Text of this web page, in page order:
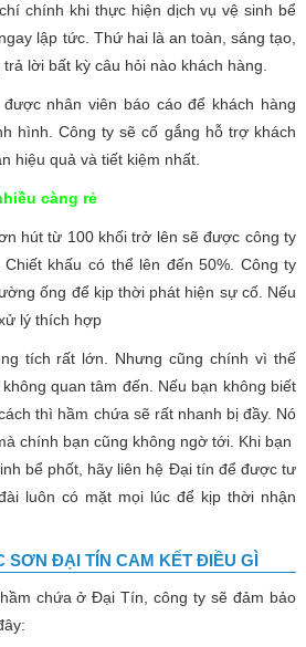
chính khi thực hiện dịch vụ vệ sinh bể
lập tức. Thứ hai là an toàn, sáng tạo,
lời bất kỳ câu hỏi nào khách hàng.
nhân viên báo cáo để khách hàng
hình. Công ty sẽ cố gắng hỗ trợ khách
hiệu quả và tiết kiệm nhất.
càng rẻ
hút từ 100 khối trở lên sẽ được công ty
khấu có thể lên đến 50%. Công ty
ống để kịp thời phát hiện sự cố. Nếu
lý thích hợp
tích rất lớn. Nhưng cũng chính vì thế
quan tâm đến. Nếu bạn không biết
thì hầm chứa sẽ rất nhanh bị đầy. Nó
chính bạn cũng không ngờ tới. Khi bạn
bể phốt, hãy liên hệ Đại tín để được tư
luôn có mặt mọi lúc để kịp thời nhận
SƠN ĐẠI TÍN CAM KẾT ĐIỀU GÌ
chứa ở Đại Tín, công ty sẽ đảm bảo